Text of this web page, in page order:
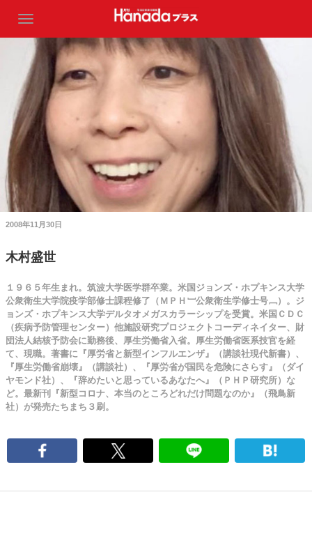
2008年11月30日
木村盛世
１９６５年生まれ。筑波大学医学群卒業。米国ジョンズ・ホプキンス大学
公衆衛生大学院疫学部修士課程修了（ＭＰＨ﹇公衆衛生学修士号﹈）。ジ
ョンズ・ホプキンス大学デルタオメガスカラーシップを受賞。米国ＣＤＣ
（疾病予防管理センター）他施設研究プロジェクトコーディネイター、財
団法人結核予防会に勤務後、厚生労働省入省。厚生労働省医系技官を経
て、現職。著書に『厚労省と新型インフルエンザ』（講談社現代新書）、
『厚生労働省崩壊』（講談社）、『厚労省が国民を危険にさらす』（ダイ
ヤモンド社）、『辞めたいと思っているあなたへ』（ＰＨＰ研究所）な
ど。最新刊『新型コロナ、本当のところどれだけ問題なのか』（飛鳥新
社）が発売たちまち３刷。